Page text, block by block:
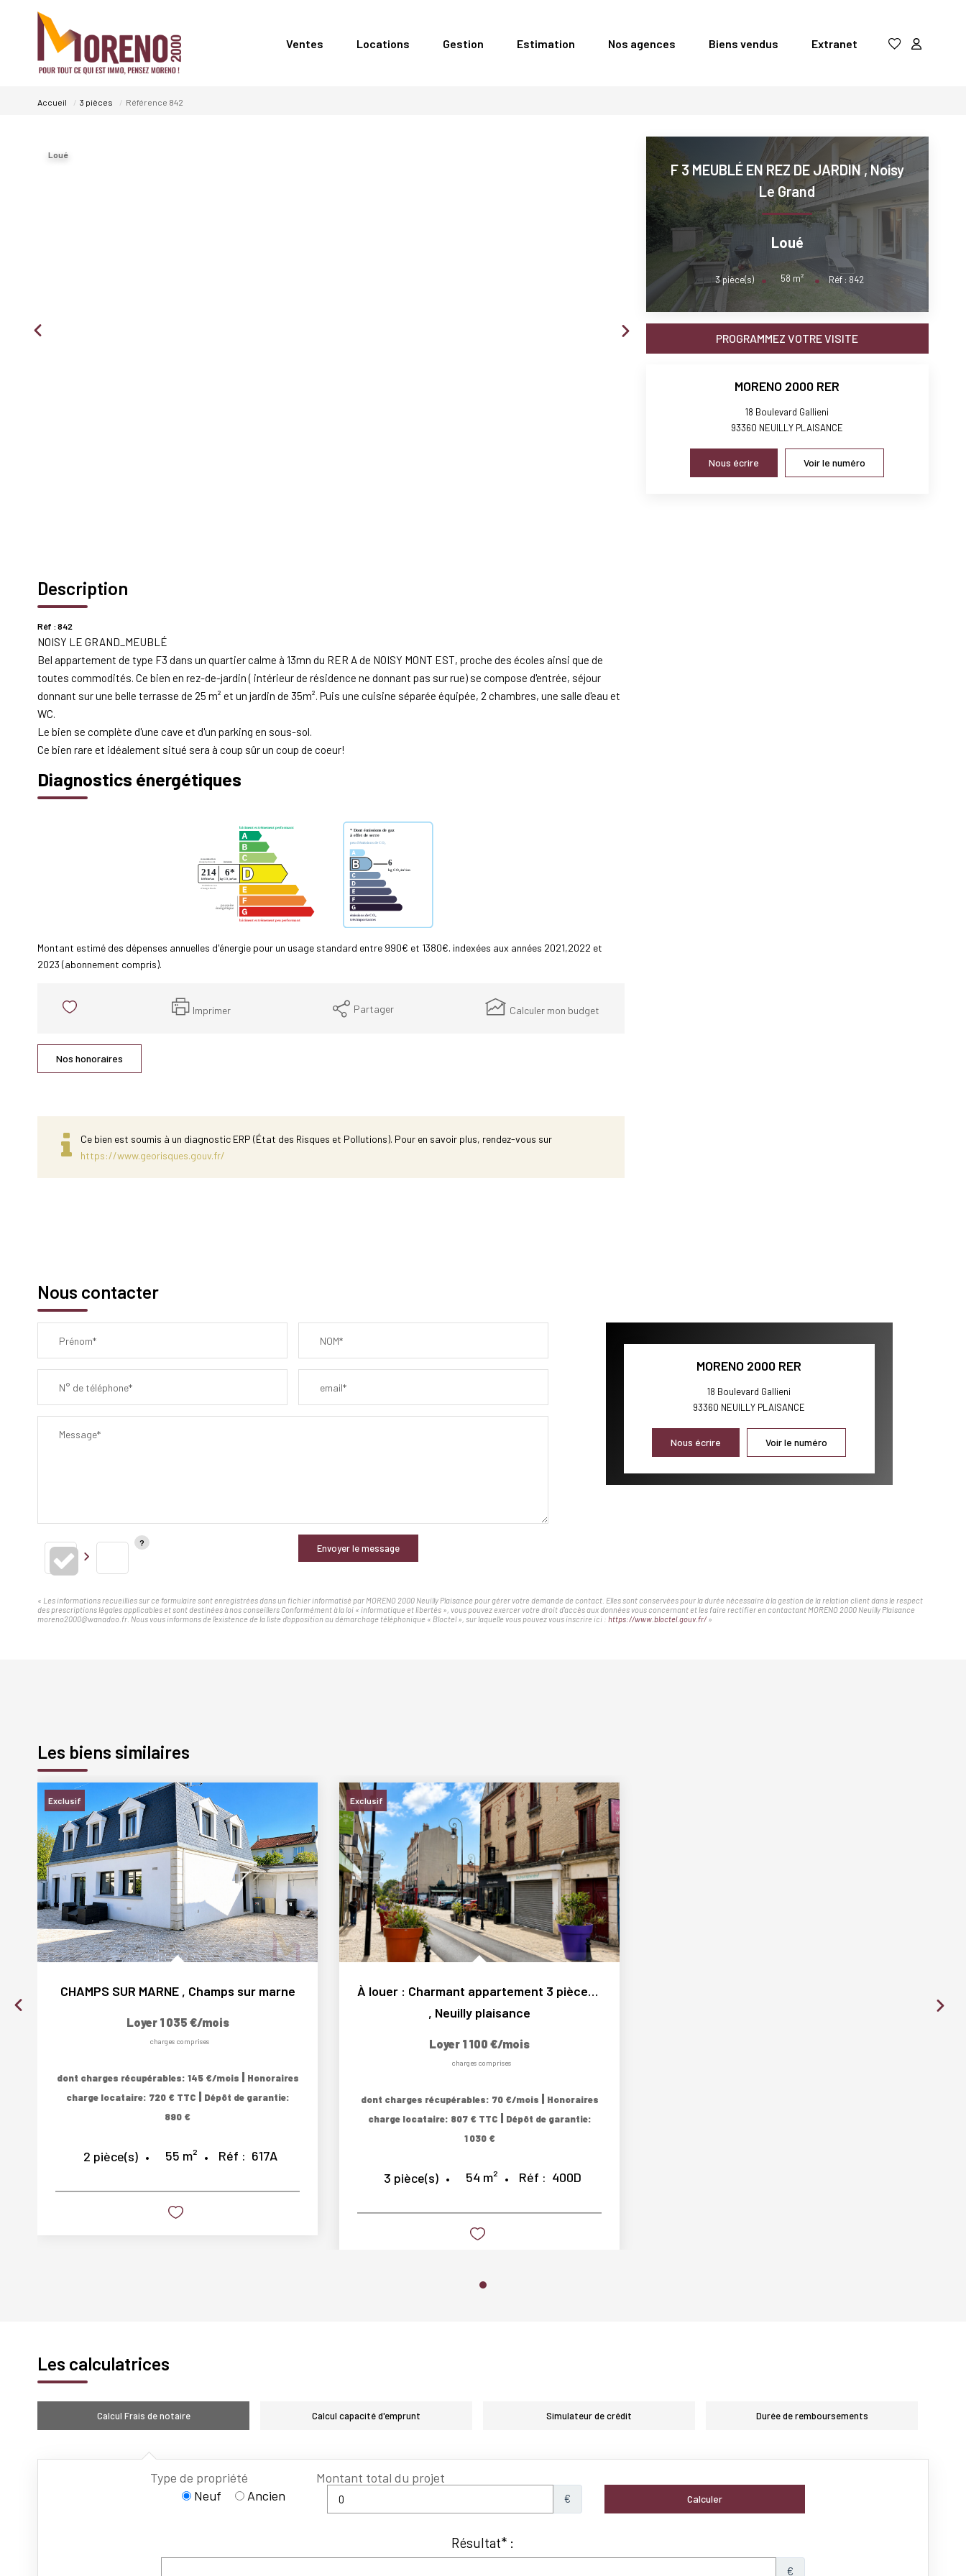
Ventes Locations Gestion Estimation Nos agences Biens vendus Extranet
Accueil 3 pièces Référence 842
Loué
Description
Réf : 842
NOISY LE GRAND_MEUBLÉ
Bel appartement de type F3 dans un quartier calme à 13mn du RER A de NOISY MONT EST, proche des écoles ainsi que de
toutes commodités. Ce bien en rez-de-jardin ( intérieur de résidence ne donnant pas sur rue) se compose d'entrée, séjour
donnant sur une belle terrasse de 25 m² et un jardin de 35m². Puis une cuisine séparée équipée, 2 chambres, une salle d'eau et
WC.
Le bien se complète d'une cave et d'un parking en sous-sol.
Ce bien rare et idéalement situé sera à coup sûr un coup de coeur!
Diagnostics énergétiques
Montant estimé des dépenses annuelles d'énergie pour un usage standard entre 990€ et 1380€. indexées aux années 2021,2022 et
2023 (abonnement compris).
Imprimer Partager Calculer mon budget
Nos honoraires
Ce bien est soumis à un diagnostic ERP (État des Risques et Pollutions). Pour en savoir plus, rendez-vous sur
https://www.georisques.gouv.fr/
F 3 MEUBLÉ EN REZ DE JARDIN,Noisy
Le Grand
Loué
3pièce(s) 58 m² Réf : 842
PROGRAMMEZ VOTRE VISITE
MORENO 2000 RER
18 Boulevard Gallieni
93360 NEUILLY PLAISANCE
Nous écrire Voir le numéro
Nous contacter
Prénom* NOM*
N° de téléphone* email*
Message*
Envoyer le message
MORENO 2000 RER
18 Boulevard Gallieni
93360 NEUILLY PLAISANCE
Nous écrire Voir le numéro
« Les informations recueillies sur ce formulaire sont enregistrées dans un fichier informatisé par MORENO 2000 Neuilly Plaisance pour gérer votre demande de contact. Elles sont conservées pour la durée nécessaire à la gestion de la relation client dans le respect
des prescriptions légales applicables et sont destinées à nos conseillers Conformément à la loi « informatique et libertés », vous pouvez exercer votre droit d'accès aux données vous concernant et les faire rectifier en contactant MORENO 2000 Neuilly Plaisance
moreno2000@wanadoo.fr. Nous vous informons de l'existence de la liste d'opposition au démarchage téléphonique « Bloctel », sur laquelle vous pouvez vous inscrire ici : https://www.bloctel.gouv.fr/ »
Les biens similaires
Exclusif
CHAMPS SUR MARNE , Champs sur marne
Loyer 1 035 €/mois
charges comprises
dont charges récupérables: 145 €/mois | Honoraires
charge locataire: 720 € TTC | Dépôt de garantie:
890 €
2 pièce(s) 55 m² Réf : 617A
Exclusif
À louer : Charmant appartement 3 pièces calme au...
, Neuilly plaisance
Loyer 1 100 €/mois
charges comprises
dont charges récupérables: 70 €/mois | Honoraires
charge locataire: 807 € TTC | Dépôt de garantie:
1 030 €
3 pièce(s) 54 m² Réf : 400D
Les calculatrices
Calcul Frais de notaire Calcul capacité d'emprunt Simulateur de crédit Durée de remboursements